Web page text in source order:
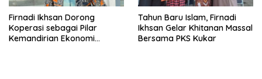
Firnadi Ikhsan Dorong
Koperasi sebagai Pilar
Kemandirian Ekonomi
Tahun Baru Islam, Firnadi
Ikhsan Gelar Khitanan Massal
Bersama PKS Kukar